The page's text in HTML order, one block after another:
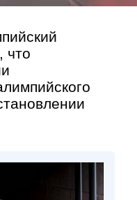
что